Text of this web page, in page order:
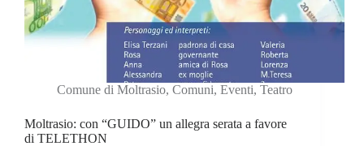
Comune di Moltrasio, Comuni, Eventi, Teatro
Moltrasio: con “GUIDO” un allegra serata a favore
di TELETHON